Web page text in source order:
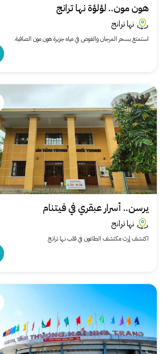
هون مون.. لؤلؤة نها ترانج
نها ترانج
استمتع بسحر المرجان والغوص في مياه جزيرة هون مون الصافية.
يرسن.. أسرار عبقري في فيتنام
نها ترانج
اكتشف إرث مكتشف الطاعون في قلب نها ترانج